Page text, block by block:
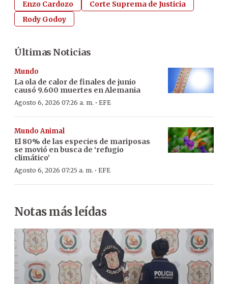
Enzo Cardozo
Corte Suprema de Justicia
Rody Godoy
Últimas Noticias
Mundo
La ola de calor de finales de junio
causó 9.600 muertes en Alemania
Agosto 6, 2026 07:26 a. m. · EFE
Mundo Animal
El 80% de las especies de mariposas
se movió en busca de ‘refugio
climático’
Agosto 6, 2026 07:25 a. m. · EFE
Notas más leídas